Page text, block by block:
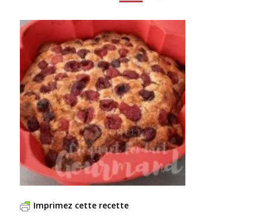
Imprimez cette recette